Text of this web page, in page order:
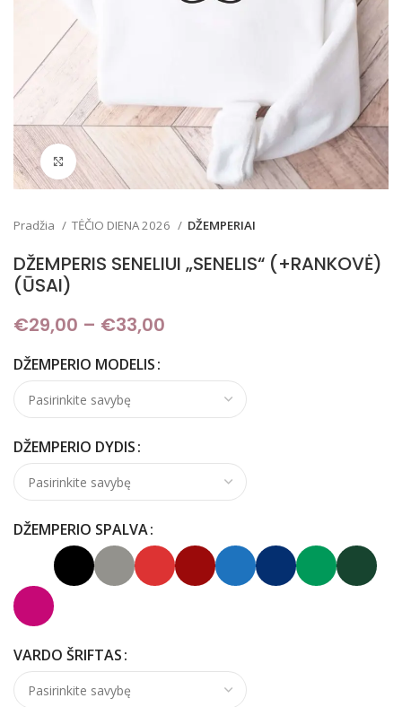
Padidinti
Pradžia TĖČIO DIENA 2026 DŽEMPERIAI
DŽEMPERIS SENELIUI „SENELIS“ (+RANKOVĖ)
(ŪSAI)
€29,00 – €33,00
DŽEMPERIO MODELIS
DŽEMPERIO DYDIS
DŽEMPERIO SPALVA
VARDO ŠRIFTAS